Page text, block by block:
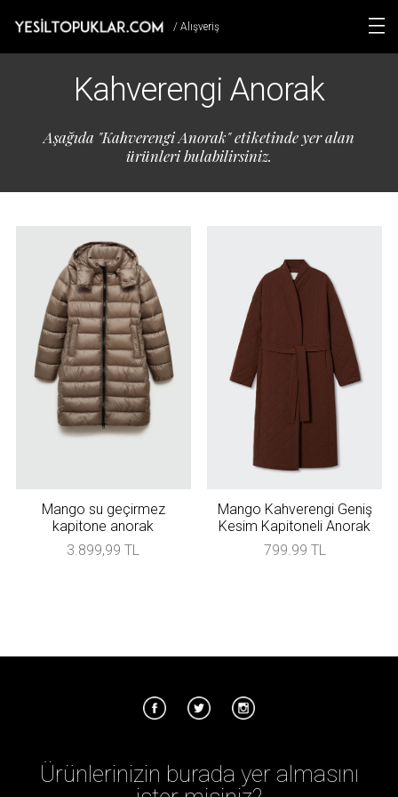
/ Alışveriş
Kahverengi Anorak
Aşağıda "Kahverengi Anorak" etiketinde yer alan
ürünleri bulabilirsiniz.
Mango su geçirmez
kapitone anorak
3.899,99 TL
Mango Kahverengi Geniş
Kesim Kapitoneli Anorak
799.99 TL
Ürünlerinizin burada yer almasını